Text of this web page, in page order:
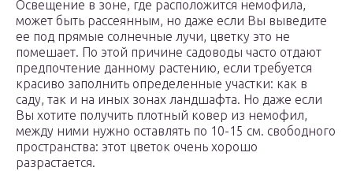
Освещение в зоне, где расположится немофила,
может быть рассеянным, но даже если Вы выведите
ее под прямые солнечные лучи, цветку это не
помешает. По этой причине садоводы часто отдают
предпочтение данному растению, если требуется
красиво заполнить определенные участки: как в
саду, так и на иных зонах ландшафта. Но даже если
Вы хотите получить плотный ковер из немофил,
между ними нужно оставлять по 10-15 см. свободного
пространства: этот цветок очень хорошо
разрастается.